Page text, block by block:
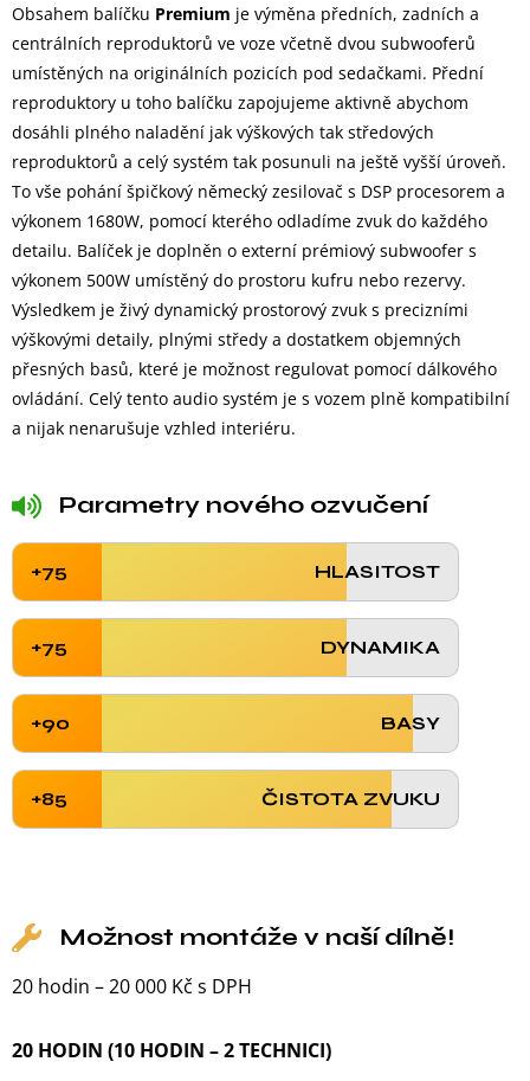
Obsahem balíčku Premium je výměna předních, zadních a
centrálních reproduktorů ve voze včetně dvou subwooferů
umístěných na originálních pozicích pod sedačkami. Přední
reproduktory u toho balíčku zapojujeme aktivně abychom
dosáhli plného naladění jak výškových tak středových
reproduktorů a celý systém tak posunuli na ještě vyšší úroveň.
To vše pohání špičkový německý zesilovač s DSP procesorem a
výkonem 1680W, pomocí kterého odladíme zvuk do každého
detailu. Balíček je doplněn o externí prémiový subwoofer s
výkonem 500W umístěný do prostoru kufru nebo rezervy.
Výsledkem je živý dynamický prostorový zvuk s precizními
výškovými detaily, plnými středy a dostatkem objemných
přesných basů, které je možnost regulovat pomocí dálkového
ovládání. Celý tento audio systém je s vozem plně kompatibilní
a nijak nenarušuje vzhled interiéru.
Parametry nového ozvučení
HLASITOST
+75
DYNAMIKA
+75
BASY
+90
ČISTOTA ZVUKU
+85
Možnost montáže v naší dílně!
20 hodin – 20 000 Kč s DPH
20 HODIN (10 HODIN – 2 TECHNICI)